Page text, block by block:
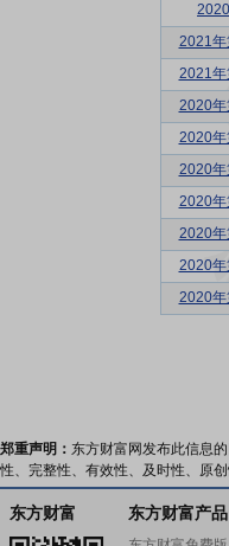
2021年
2021年
2020年
2020年
2020年
2020年
2020年
2020年
2020年
郑重声明： 东方财富网发布此信息
性、完整性、有效性、及时性、原
东方财富 东方财富产品